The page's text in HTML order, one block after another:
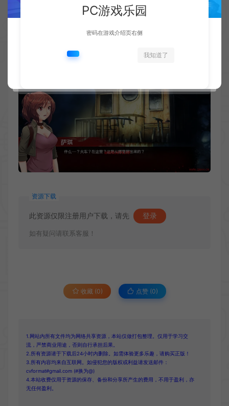
资源下载
此资源仅限注册用户下载，请先 登录
如有疑问请联系客服！
收藏 (0) 点赞 (0)
1.网站内所有文件均为网络共享资源，本站仅做打包整理。仅用于学习交
流，严禁商业用途，否则自行承担后果。
2.所有资源请于下载后24小时内删除。如需体验更多乐趣，请购买正版！
3.所有内容均来自互联网。如侵犯您的版权或利益请发送邮件：
cvformat#gmail.com (#换为@)
4.本站收费仅用于资源的保存、备份和分享所产生的费用，不用于盈利，亦
无任何盈利。
PC游戏乐园
密码在游戏介绍页右侧
我知道了